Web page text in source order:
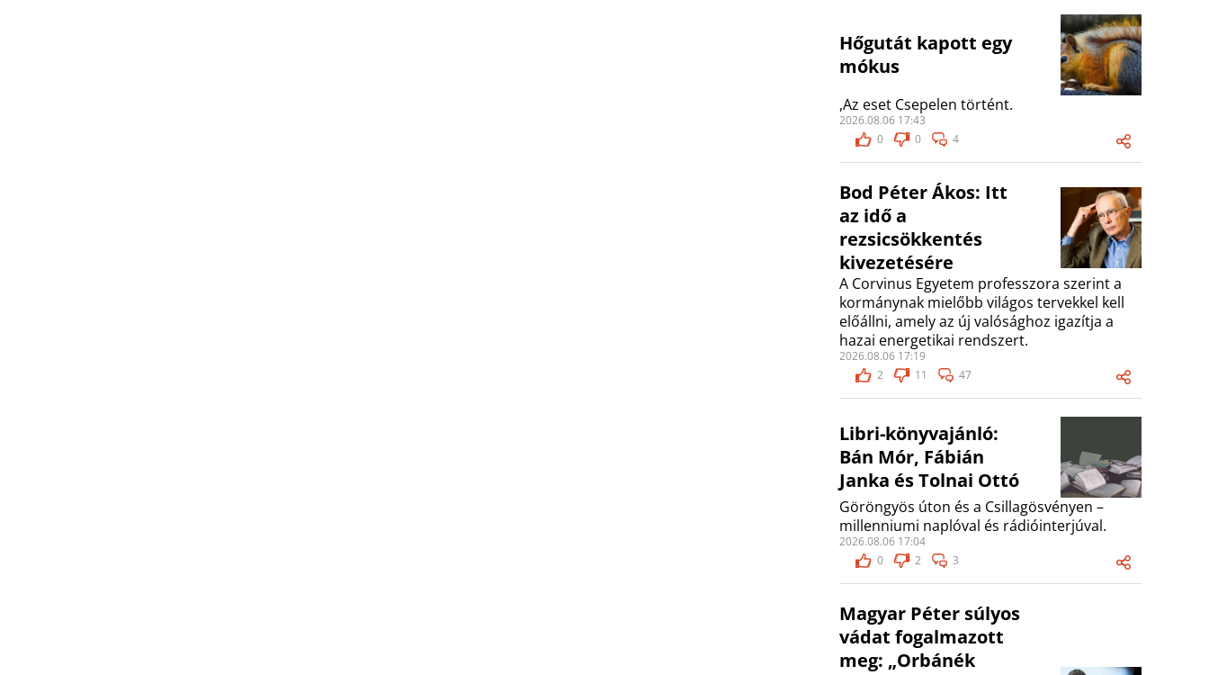
Hőgutát kapott egy
mókus
,Az eset Csepelen történt.
2026.08.06 17:43
0
0 4
Bod Péter Ákos: Itt
az idő a
rezsicsökkentés
kivezetésére
A Corvinus Egyetem professzora szerint a
kormánynak mielőbb világos tervekkel kell
előállni, amely az új valósághoz igazítja a
hazai energetikai rendszert.
2026.08.06 17:19
2
11 47
Libri-könyvajánló:
Bán Mór, Fábián
Janka és Tolnai Ottó
Göröngyös úton és a Csillagösvényen –
millenniumi naplóval és rádióinterjúval.
2026.08.06 17:04
0
2 3
Magyar Péter súlyos
vádat fogalmazott
meg: „Orbánék